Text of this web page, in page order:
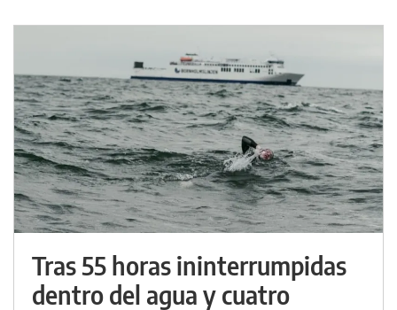
Tras 55 horas ininterrumpidas
dentro del agua y cuatro